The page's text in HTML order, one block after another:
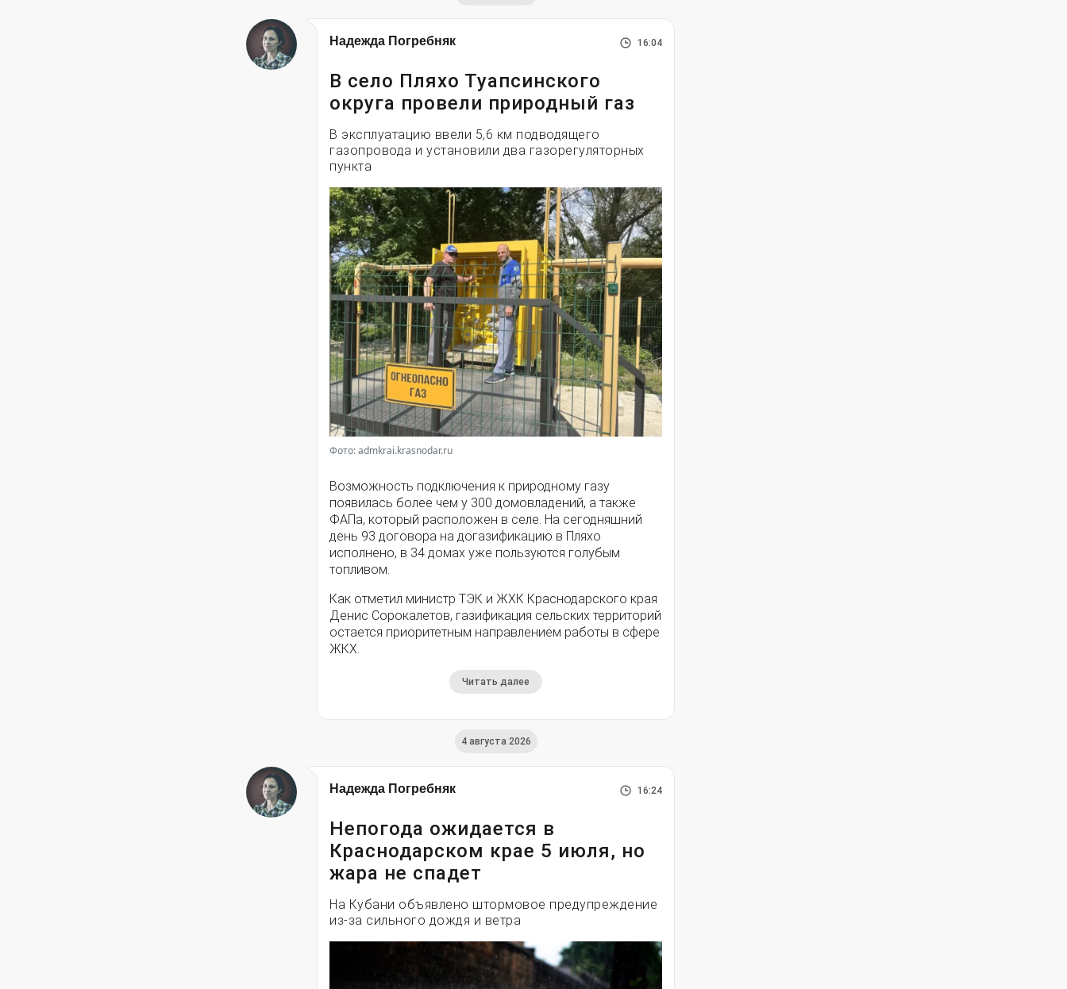
Надежда Погребняк 16:04
В село Пляхо Туапсинского
округа провели природный газ
В эксплуатацию ввели 5,6 км подводящего
газопровода и установили два газорегуляторных
пункта
Фото: admkrai.krasnodar.ru
Возможность подключения к природному газу
появилась более чем у 300 домовладений, а также
ФАПа, который расположен в селе. На сегодняшний
день 93 договора на догазификацию в Пляхо
исполнено, в 34 домах уже пользуются голубым
топливом.
Как отметил министр ТЭК и ЖХК Краснодарского края
Денис Сорокалетов, газификация сельских территорий
остается приоритетным направлением работы в сфере
ЖКХ.
Читать далее
4 августа 2026
Надежда Погребняк 16:24
Непогода ожидается в
Краснодарском крае 5 июля, но
жара не спадет
На Кубани объявлено штормовое предупреждение
из-за сильного дождя и ветра